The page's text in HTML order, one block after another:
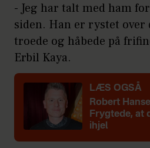
- Jeg har talt med ham
siden. Han er rystet over
troede og håbede på
Erbil Kaya.
LÆS OGSÅ
Robert
Frygtede, at
ihjel